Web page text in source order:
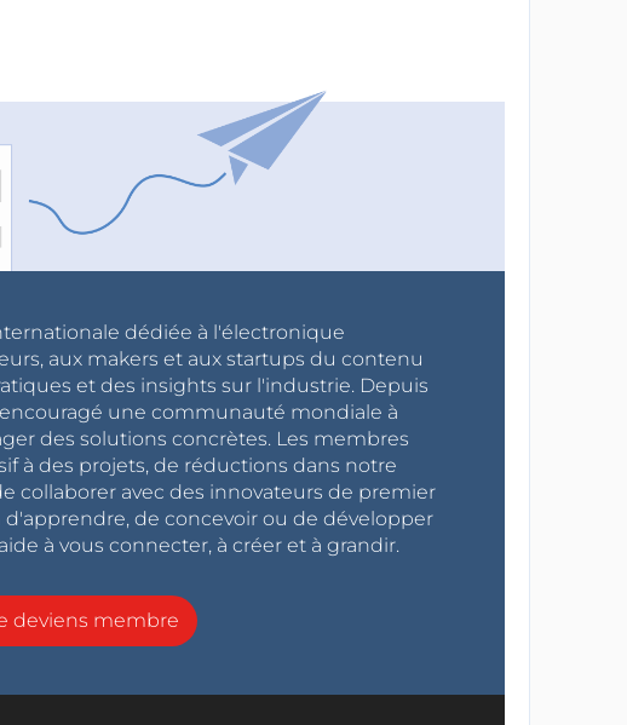
dédiée à l'électronique
aux makers et aux startups du contenu
et des insights sur l'industrie. Depuis
encouragé une communauté mondiale à
des solutions concrètes. Les membres
à des projets, de réductions dans notre
collaborer avec des innovateurs de premier
d'apprendre, de concevoir ou de développer
à vous connecter, à créer et à grandir.
deviens membre